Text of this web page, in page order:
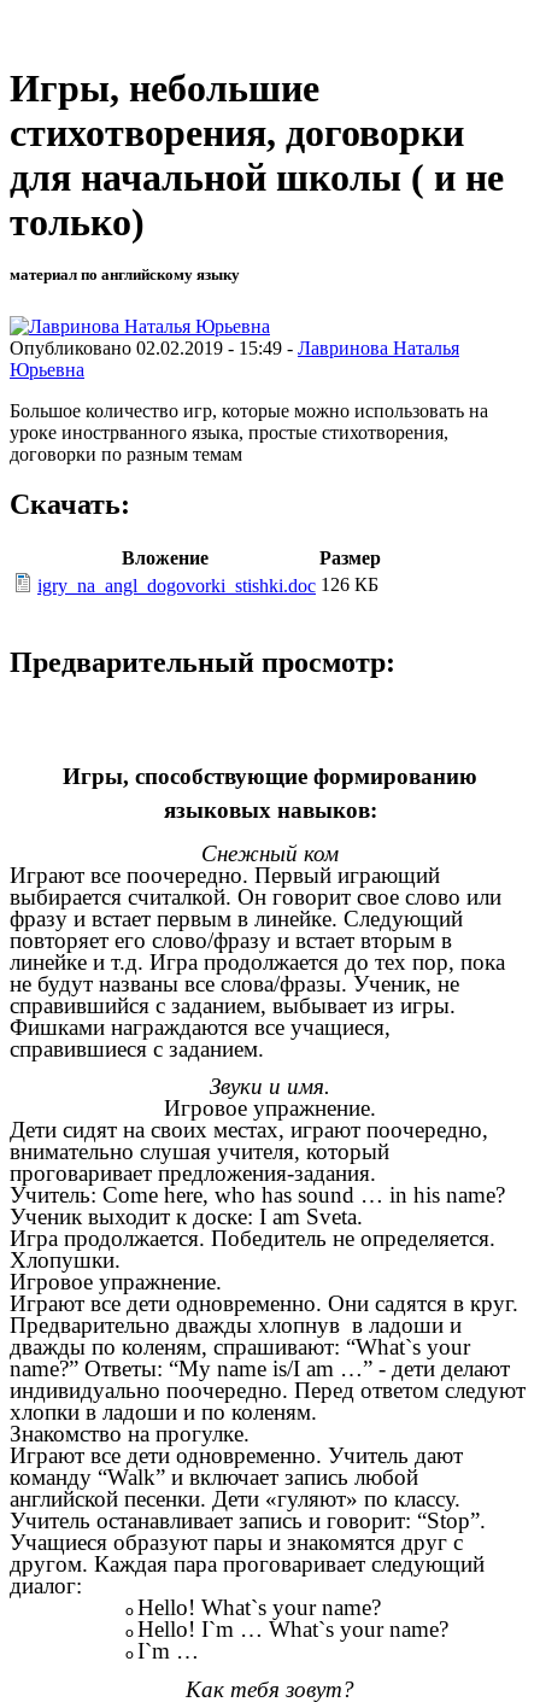
Игры, небольшие
стихотворения, договорки
для начальной школы ( и не
только)
материал по английскому языку
Опубликовано 02.02.2019 - 15:49 - Лавринова Наталья
Юрьевна
Большое количество игр, которые можно использовать на
уроке инострванного языка, простые стихотворения,
договорки по разным темам
Скачать:
Вложение
Размер
igry_na_angl_dogovorki_stishki.doc 126 КБ
Предварительный просмотр:
Игры, способствующие формированию
языковых навыков:
Снежный ком
Играют все поочередно. Первый играющий
выбирается считалкой. Он говорит свое слово или
фразу и встает первым в линейке. Следующий
повторяет его слово/фразу и встает вторым в
линейке и т.д. Игра продолжается до тех пор, пока
не будут названы все слова/фразы. Ученик, не
справившийся с заданием, выбывает из игры.
Фишками награждаются все учащиеся,
справившиеся с заданием.
Звуки и имя.
Игровое упражнение.
Дети сидят на своих местах, играют поочередно,
внимательно слушая учителя, который
проговаривает предложения-задания.
Учитель: Come here, who has sound … in his name?
Ученик выходит к доске: I am Sveta.
Игра продолжается. Победитель не определяется.
Хлопушки.
Игровое упражнение.
Играют все дети одновременно. Они садятся в круг.
Предварительно дважды хлопнув в ладоши и
дважды по коленям, спрашивают: “What`s your
name?” Ответы: “My name is/I am …” - дети делают
индивидуально поочередно. Перед ответом следуют
хлопки в ладоши и по коленям.
Знакомство на прогулке.
Играют все дети одновременно. Учитель дают
команду “Walk” и включает запись любой
английской песенки. Дети «гуляют» по классу.
Учитель останавливает запись и говорит: “Stop”.
Учащиеся образуют пары и знакомятся друг с
другом. Каждая пара проговаривает следующий
диалог:
Hello! What`s your name?
Hello! I`m … What`s your name?
I`m …
Как тебя зовут?